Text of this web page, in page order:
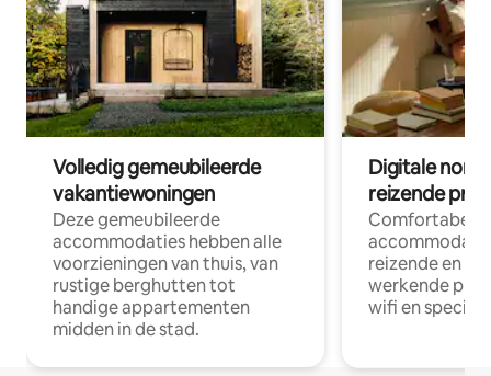
Volledig gemeubileerde
vakantiewoningen
Deze gemeubileerde
accommodaties hebben alle
voorzieningen van thuis, van
rustige berghutten tot
handige appartementen
midden in de stad.
Digitale
reizende
Comfortabele
reizende en
werkende
wifi en